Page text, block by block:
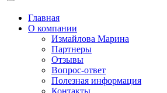
Главная
О компании
Измайлова Марина
Партнеры
Отзывы
Вопрос-ответ
Полезная информация
Контакты